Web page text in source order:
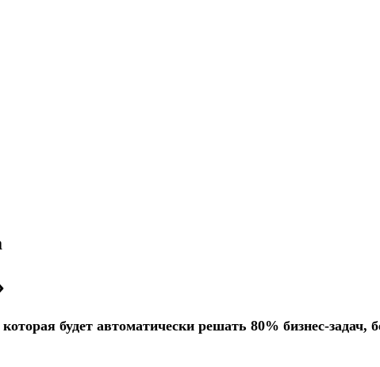
будет автоматически решать 80% бизнес-задач,